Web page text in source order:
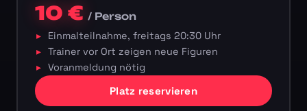
10 €/ Person
Einmalteilnahme, freitags 20:30 Uhr
Trainer vor Ort zeigen neue Figuren
Voranmeldung nötig
Platz reservieren